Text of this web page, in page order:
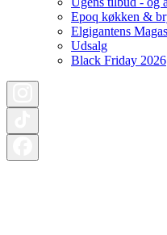
Epoq køkken &
Elgigantens
Udsalg
Black Friday 2026